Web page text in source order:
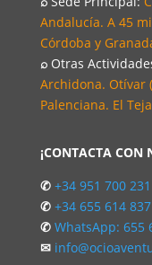
Andalucía. A 45
Córdoba y
⌕ Otras
Archidona. Otívar
Palenciana. El
¡CONTACTA CON
✆ +34 951 700 231
✆ +34 655 614 837
✆ WhatsApp: 655
✉